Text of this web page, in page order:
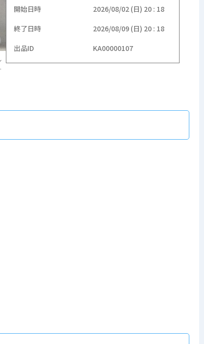
ロ 東映動画
現在価格 現在価格 4,000円
開始日時
2026/08/02 (日) 20 : 18
終了日時
2026/08/09 (日) 20 : 18
出品ID
KA00000107